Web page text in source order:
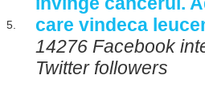
5.
care vindeca
14276 Facebook
Twitter followers